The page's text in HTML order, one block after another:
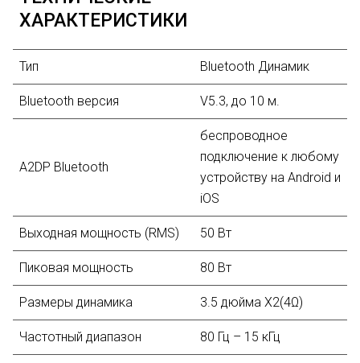
ХАРАКТЕРИСТИКИ
Тип Bluetooth Динамик
Bluetooth версия V5.3, до 10 м.
A2DP Bluetooth
беспроводное
подключение к любому
устройству на Android и
iOS
Выходная мощность (RMS) 50 Вт
Пиковая мощность 80 Вт
Размеры динамика 3.5 дюйма X2(4Ω)
Частотный диапазон 80 Гц – 15 кГц